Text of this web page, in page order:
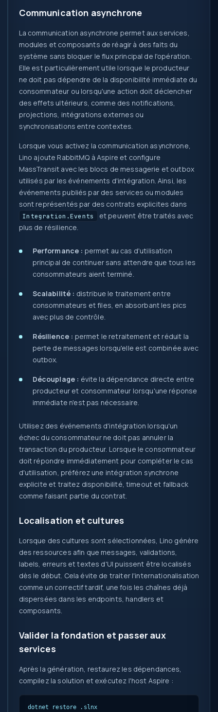
Communication asynchrone
La communication asynchrone permet aux services,
modules et composants de réagir à des faits du
système sans bloquer le flux principal de l'opération.
Elle est particulièrement utile lorsque le producteur
ne doit pas dépendre de la disponibilité immédiate du
consommateur ou lorsqu'une action doit déclencher
des effets ultérieurs, comme des notifications,
projections, intégrations externes ou
synchronisations entre contextes.
Lorsque vous activez la communication asynchrone,
Lino ajoute RabbitMQ à Aspire et configure
MassTransit avec les blocs de messagerie et outbox
utilisés par les événements d'intégration. Ainsi, les
événements publiés par des services ou modules
sont représentés par des contrats explicites dans
Integration.Events
et peuvent être traités avec
plus de résilience.
Performance : permet au cas d'utilisation
principal de continuer sans attendre que tous les
consommateurs aient terminé.
Scalabilité : distribue le traitement entre
consommateurs et files, en absorbant les pics
avec plus de contrôle.
Résilience : permet le retraitement et réduit la
perte de messages lorsqu'elle est combinée avec
outbox.
Découplage : évite la dépendance directe entre
producteur et consommateur lorsqu'une réponse
immédiate n'est pas nécessaire.
Utilisez des événements d'intégration lorsqu'un
échec du consommateur ne doit pas annuler la
transaction du producteur. Lorsque le consommateur
doit répondre immédiatement pour compléter le cas
d'utilisation, préférez une intégration synchrone
explicite et traitez disponibilité, timeout et fallback
comme faisant partie du contrat.
Localisation et cultures
Lorsque des cultures sont sélectionnées, Lino génère
des ressources afin que messages, validations,
labels, erreurs et textes d'UI puissent être localisés
dès le début. Cela évite de traiter l'internationalisation
comme un correctif tardif, une fois les chaînes déjà
dispersées dans les endpoints, handlers et
composants.
Valider la fondation et passer aux
services
Après la génération, restaurez les dépendances,
compilez la solution et exécutez l'host Aspire :
dotnet restore .slnx